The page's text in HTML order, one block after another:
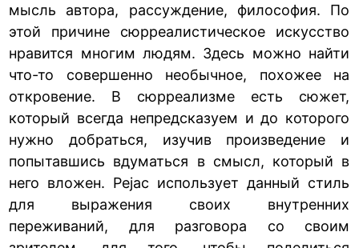
мысль автора, рассуждение, философия. По
этой причине сюрреалистическое искусство
нравится многим людям. Здесь можно найти
что-то совершенно необычное, похожее на
откровение. В сюрреализме есть сюжет,
который всегда непредсказуем и до которого
нужно добраться, изучив произведение и
попытавшись вдуматься в смысл, который в
него вложен. Pejac использует данный стиль
для выражения своих внутренних
переживаний, для разговора со своим